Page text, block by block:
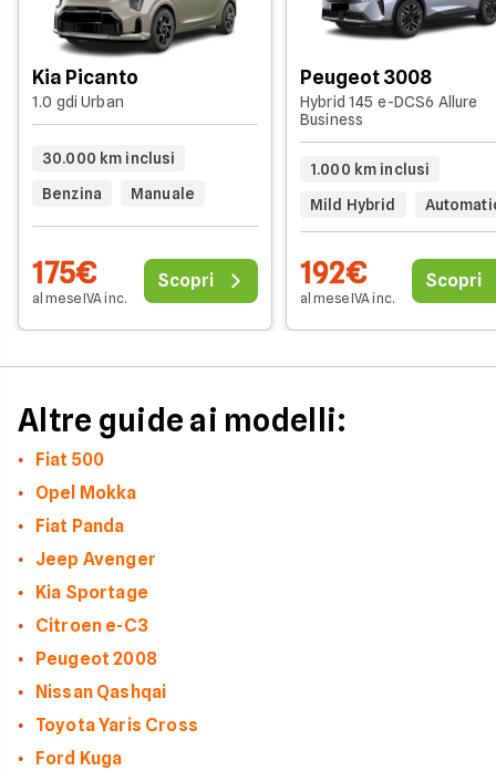
Kia Picanto
1.0 gdi Urban
30.000 km inclusi
Benzina
Manuale
175€
al mese IVA inc.
Scopri
Peugeot 3008
Hybrid 145 e-DCS6 Allure
Business
1.000 km inclusi
Mild Hybrid
192€
al mese IVA inc.
Scopri
Altre guide ai modelli:
Fiat 500
Opel Mokka
Fiat Panda
Jeep Avenger
Kia Sportage
Citroen e-C3
Peugeot 2008
Nissan Qashqai
Toyota Yaris Cross
Ford Kuga